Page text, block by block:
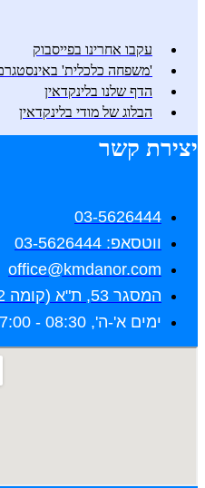
עקבו אחרינו בפייסבוק
'משפחה כלכלית' באינסטגרם
הדף שלנו בלינקדאין
הבלוג של מודי בלינקדאין
יצירת קשר
03-5626444
ווטסאפ: 03-5626444
office@kmdanor.com
המסגר 53, ת"א (קומה 2)
ימים א'-ה', 08:30 - 17:00